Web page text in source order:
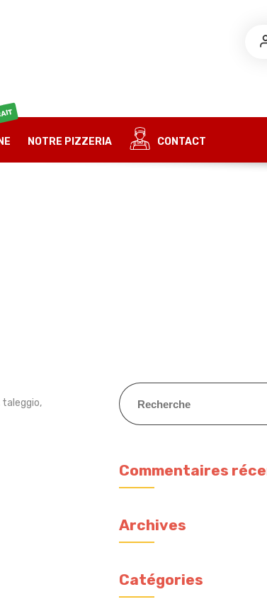
MOT DE PASSE*OBLIGATOIRE
NOTRE PIZZERIA CONTACT
Commentaires
Archives
Catégories